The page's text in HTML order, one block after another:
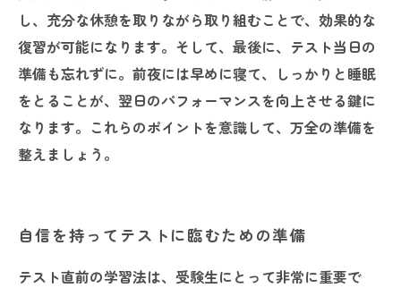
し、充分な休憩を取りながら取り組むことで、効果的な
復習が可能になります。そして、最後に、テスト当日の
準備も忘れずに。前夜には早めに寝て、しっかりと睡眠
をとることが、翌日のパフォーマンスを向上させる鍵に
なります。これらのポイントを意識して、万全の準備を
整えましょう。
自信を持ってテストに臨むための準備
テスト直前の学習法は、受験生にとって非常に重要で